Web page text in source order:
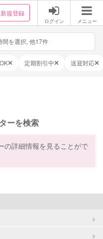
新規登録
ログイン メニュー
間を選択, 他17件
定期割引中 送迎対応
ーを検索
の詳細情報を見ることがで